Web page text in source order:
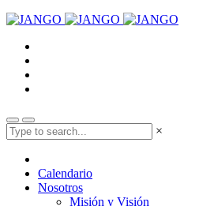
×
Calendario
Nosotros
Misión y Visión